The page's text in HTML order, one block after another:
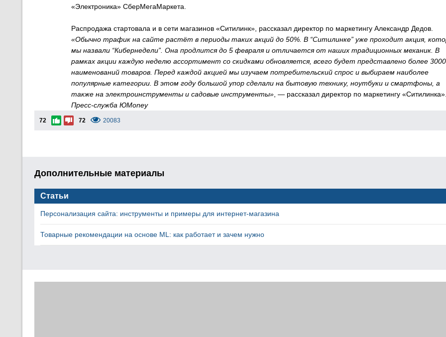
«Электроника» СберМегаМаркета.
Распродажа стартовала и в сети магазинов «Ситилинк», рассказал директор по маркетингу Александр Дедов.
«Обычно трафик на сайте растёт в периоды таких акций до 50%. В “Ситилинке” уже проходит акция,
мы назвали “Кибернедели”. Она продлится до 5 февраля и отличается от наших традиционных механик. В
рамках акции каждую неделю ассортимент со скидками обновляется, всего будет представлено более 3000
наименований товаров. Перед каждой акцией мы изучаем потребительский спрос и выбираем наиболее
популярные категории. В этом году большой упор сделали на бытовую технику, ноутбуки и смартфоны, а
также на электроинструменты и садовые инструменты» , — рассказал директор по маркетингу «Ситилинка».
Пресс-служба ЮMoney
72 72 20083
Дополнительные материалы
Статьи
Персонализация сайта: инструменты и примеры для интернет-магазина
Товарные рекомендации на основе ML: как работает и зачем нужно